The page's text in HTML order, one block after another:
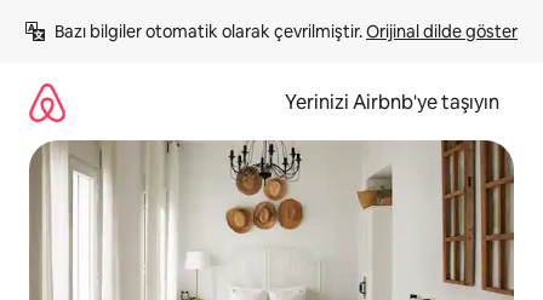
atla
Bazı bilgiler otomatik olarak çevrilmiştir. Orijinal dilde göster
Yerinizi Airbnb'ye taşıyın